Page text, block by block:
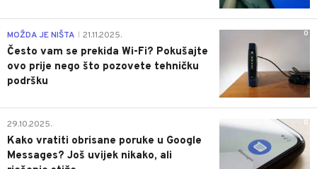
0
MOŽDA JE NIŠTA 21.11.2025.
Često vam se prekida Wi-Fi? Pokušajte
ovo prije nego što pozovete tehničku
podršku
0
29.10.2025.
Kako vratiti obrisane poruke u Google
Messages? Još uvijek nikako, ali